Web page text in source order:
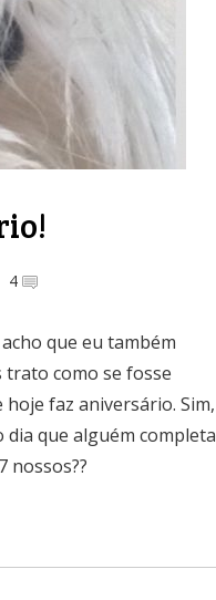
4
que eu também
trato como se fosse
hoje faz aniversário. Sim,
que alguém completa
nossos??